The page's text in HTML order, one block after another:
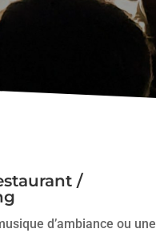
/
d’ambiance ou une